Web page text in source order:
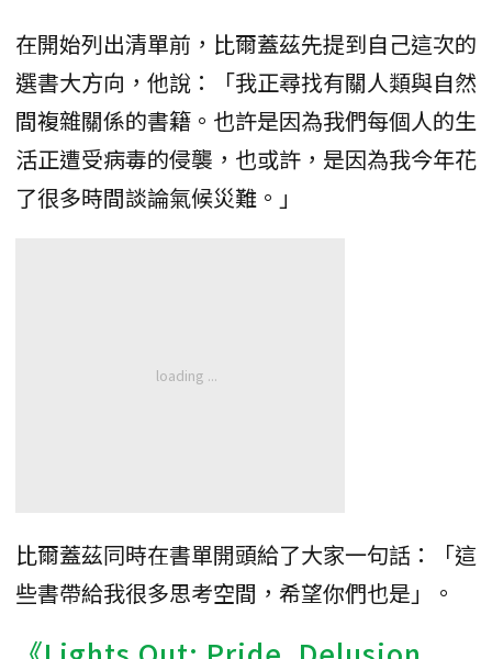
在開始列出清單前，比爾蓋茲先提到自己這次的
選書大方向，他說：「我正尋找有關人類與自然
間複雜關係的書籍。也許是因為我們每個人的生
活正遭受病毒的侵襲，也或許，是因為我今年花
了很多時間談論氣候災難。」
比爾蓋茲同時在書單開頭給了大家一句話：「這
些書帶給我很多思考空間，希望你們也是」。